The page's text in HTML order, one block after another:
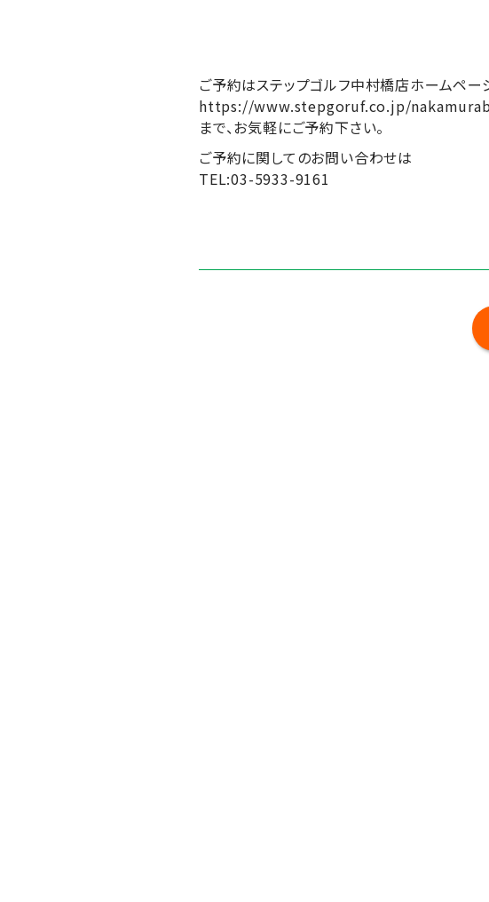
ご予約はステップゴルフ中村橋店ホームペー
https://www.stepgoruf.co.jp/
まで、お気軽にご予約下さい。
ご予約に関してのお問い合わせは
TEL:03-5933-9161